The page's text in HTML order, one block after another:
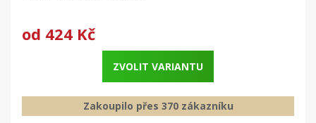
od 424 Kč
ZVOLIT VARIANTU
Zakoupilo přes 370 zákazníku